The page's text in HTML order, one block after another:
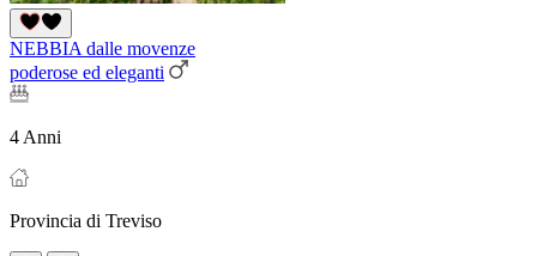
NEBBIA dalle movenze
poderose ed eleganti
4 Anni
Provincia di Treviso